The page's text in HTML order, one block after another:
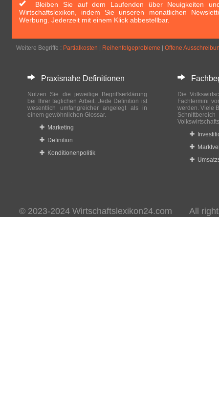
Bleiben Sie auf dem Laufenden über Neuigkeiten
Wirtschaftslexikon, indem Sie unseren monatlichen
Werbung. Jederzeit mit einem Klick abbestellbar.
Weitere Begriffe : Partialkosten Reihenfolgeprobleme Offene
Praxisnahe Definitionen
Nutzen Sie die jeweilige Begriffserklärung
bei Ihrer täglichen Arbeit. Jede Definition ist
wesentlich umfangreicher angelegt als in
einem gewöhnlichen Glossar.
Marketing
Definition
Konditionenpolitik
Die
Fachtermini
werden. Viele
© 2023-2024 Wirtschaftslexikon24.com All